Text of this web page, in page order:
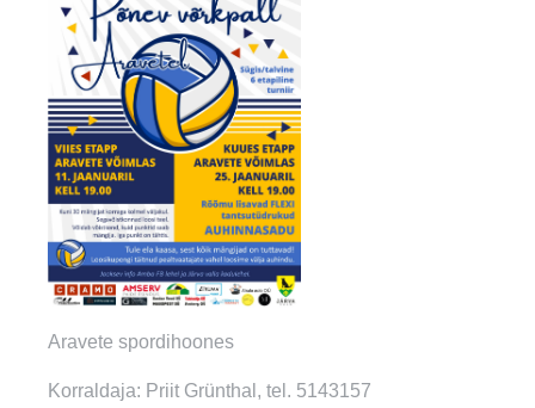
Aravete spordihoones
Korraldaja: Priit Grünthal, tel. 5143157